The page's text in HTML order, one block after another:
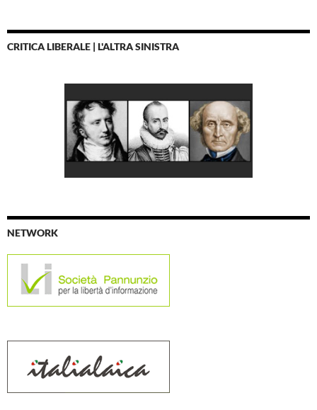
CRITICA LIBERALE | L'ALTRA SINISTRA
NETWORK